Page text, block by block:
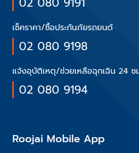
เช็คราคา/ซื้อประกันภัยรถยนต์
02 080 9198
แจ้งอุบัติเหตุ/ช่วยเหลือฉุกเฉิน 24 ช
02 080 9194
Roojai Mobile App